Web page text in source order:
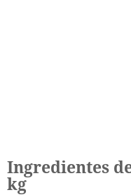
Ingredientes
kg